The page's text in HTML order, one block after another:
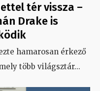
tér vissza –
Drake is
hamarosan érkező
több világsztár...